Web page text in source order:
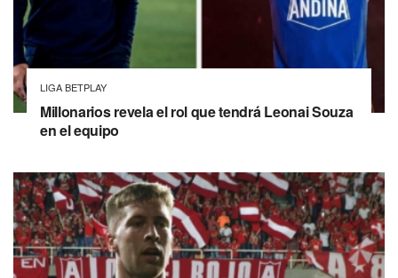
LIGA BETPLAY
Millonarios revela el rol que tendrá Leonai Souza
en el equipo